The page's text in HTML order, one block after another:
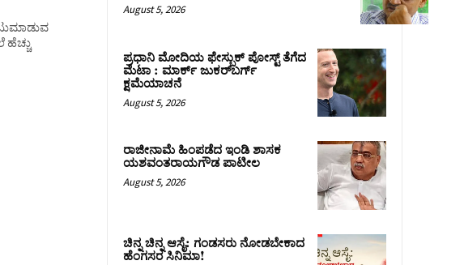
August 5, 2026
ಪ್ರಧಾನಿ ಮೋದಿಯ ಫೇಸ್ಬುಕ್‌ ಪೋಸ್ಟ್‌ ತೆಗೆದ
ಮೆಟಾ : ಮಾರ್ಕ್ ಜುಕರ್‌ಬರ್ಗ್
ಕ್ಷಮೆಯಾಚನೆ
August 5, 2026
ರಾಜೀನಾಮೆ ಹಿಂಪಡೆದ ಇಂಡಿ ಶಾಸಕ
ಯಶವಂತರಾಯಗೌಡ ಪಾಟೀಲ
August 5, 2026
ಚಿನ್ನ ಚಿನ್ನ ಆಸೈ: ಗಂಡಸರು ನೋಡಬೇಕಾದ
ಹೆಂಗಸರ ಸಿನಿಮಾ!